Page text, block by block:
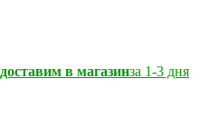
доставим в магазинза 1-3 дня